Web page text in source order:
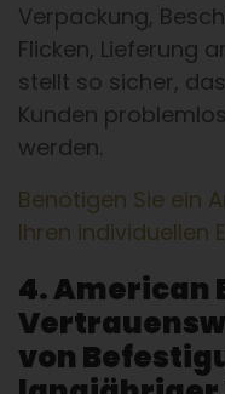
Verpackung,
Flicken, Lieferung
stellt so sicher,
Kunden
werden.
Benötigen Sie ein
Ihren individuellen
4. American
von